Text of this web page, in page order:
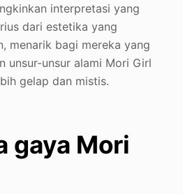
interpretasi yang
dari estetika yang
menarik bagi mereka yang
unsur-unsur alami Mori Girl
gelap dan mistis.
gaya Mori